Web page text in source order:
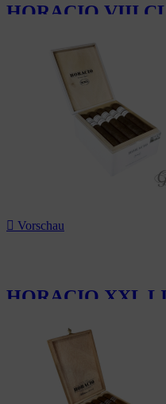
HORACIO VIII
148,50 CHF
 Vorschau
HORACIO XXL
330,00 CHF